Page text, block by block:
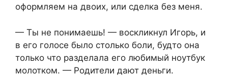
оформляем на двоих, или сделка без меня.
— Ты не понимаешь! — воскликнул Игорь, и
в его голосе было столько боли, будто она
только что разделала его любимый ноутбук
молотком. — Родители дают деньги.